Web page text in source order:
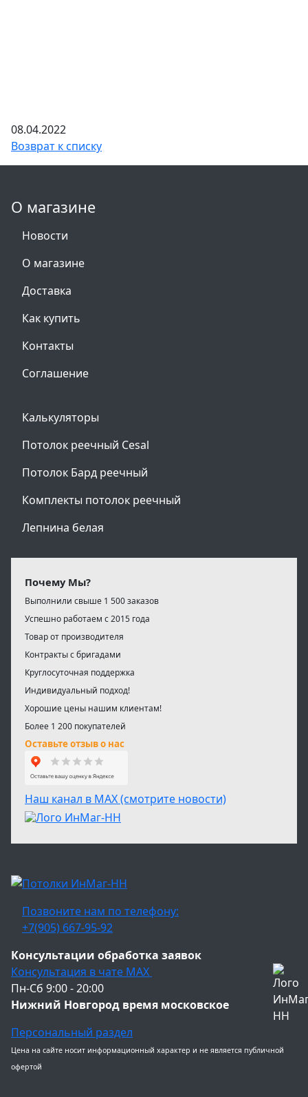
08.04.2022
Возврат к списку
О магазине
Новости
О магазине
Доставка
Как купить
Контакты
Соглашение
Калькуляторы
Потолок реечный Cesal
Потолок Бард реечный
Комплекты потолок реечный
Лепнина белая
Почему Мы?
Выполнили свыше 1 500 заказов
Успешно работаем с 2015 года
Товар от производителя
Контракты с бригадами
Круглосуточная поддержка
Индивидуальный подход!
Хорошие цены нашим клиентам!
Более 1 200 покупателей
Оставьте отзыв о нас
Наш канал в МАХ (смотрите новости)
Позвоните нам по телефону:
+7(905) 667-95-92
Консультации обработка заявок
Консультация в чате МАХ
Пн-Сб 9:00 - 20:00
Нижний Новгород время московское
Персональный раздел
Цена на сайте носит информационный характер и не является публичной
офертой